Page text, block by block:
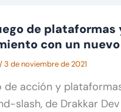
de plataformas
con un
/3 de noviembre de 2021
de acción y
slash, de Drakkar